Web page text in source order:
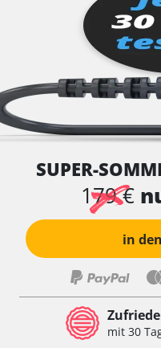
SUPER-
179 €
in
mit 30